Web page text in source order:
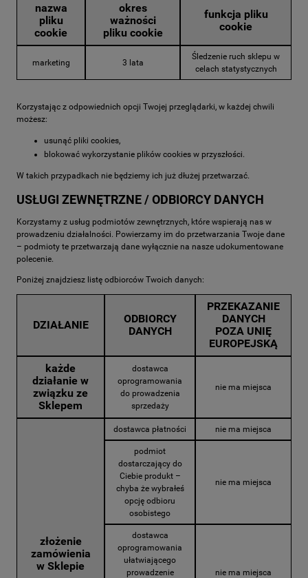
nazwa
pliku
cookie
okres
ważności
pliku cookie
funkcja pliku
cookie
marketing 3 lata
Śledzenie ruch sklepu w
celach statystycznych
Korzystając z odpowiednich opcji Twojej przeglądarki, w każdej chwili
możesz:
usunąć pliki cookies,
blokować wykorzystanie plików cookies w przyszłości.
W takich przypadkach nie będziemy ich już dłużej przetwarzać.
USŁUGI ZEWNĘTRZNE / ODBIORCY DANYCH
Korzystamy z usług podmiotów zewnętrznych, które wspierają nas w
prowadzeniu działalności. Powierzamy im do przetwarzania Twoje dane
– podmioty te przetwarzają dane wyłącznie na nasze udokumentowane
polecenie.
Poniżej znajdziesz listę odbiorców Twoich danych:
DZIAŁANIE
ODBIORCY
DANYCH
PRZEKAZANIE
DANYCH
POZA UNIĘ
EUROPEJSKĄ
każde
działanie w
związku ze
Sklepem
dostawca
oprogramowania
do prowadzenia
sprzedaży
nie ma miejsca
złożenie
zamówienia
w Sklepie
dostawca płatności nie ma miejsca
podmiot
dostarczający do
Ciebie produkt –
chyba że wybrałeś
opcję odbioru
osobistego
nie ma miejsca
dostawca
oprogramowania
ułatwiającego
prowadzenie
nie ma miejsca